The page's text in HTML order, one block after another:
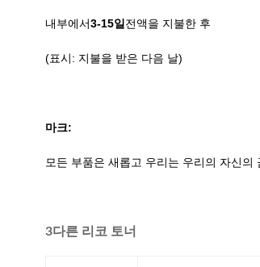
내부에서3-15일 전액을 지불한 후
(표시: 지불을 받은 다음 날)
마크:
모든 부품은 새롭고 우리는 우리의 자신
3다른 리코 토너